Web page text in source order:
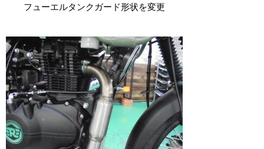
フューエルタンクガード形状を変更